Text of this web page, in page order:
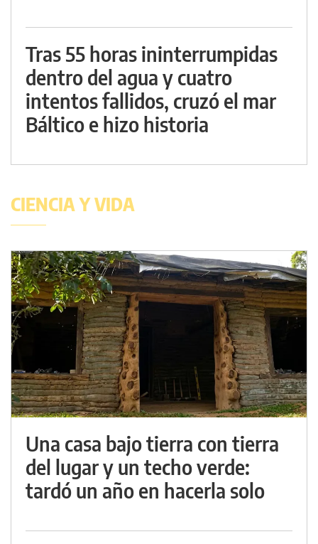
Tras 55 horas ininterrumpidas
dentro del agua y cuatro
intentos fallidos, cruzó el mar
Báltico e hizo historia
CIENCIA Y VIDA
Una casa bajo tierra con tierra
del lugar y un techo verde:
tardó un año en hacerla solo